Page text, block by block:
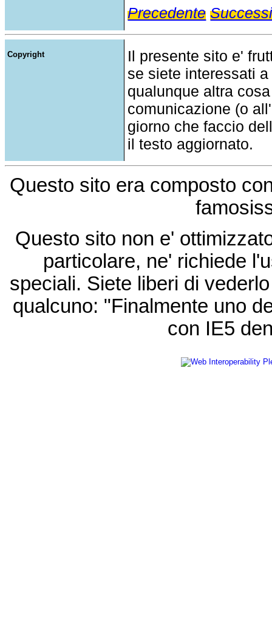
Precedente
Copyright
Il presente sito e'
se siete interessati
qualunque altra
comunicazione (o
giorno che faccio
il testo aggiornato.
Questo sito era composto
Questo sito non e'
particolare, ne' richiede
speciali. Siete liberi di
qualcuno: "Finalmente uno
con IE5